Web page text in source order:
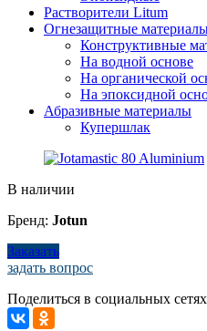
Растворители Litum
Огнезащитные
Конструктивные
На водной основе
На органической
На эпоксидной
Абразивные материалы
Купершлак
В наличии
Бренд: Jotun
Заказать
задать вопрос
Поделиться в социальных